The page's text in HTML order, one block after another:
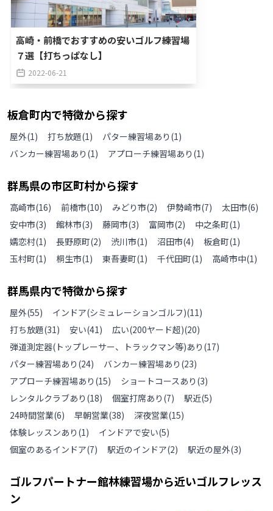
高崎・前橋でおすすめの安いゴルフ練習場
７選【打ちっぱなし】
2022-06-21
板倉町内で特徴から探す
屋外(1) 打ち放題(1) パター練習場あり (1)
バンカー練習場あり (1) アプローチ練習場あり (1)
群馬県の市区町村から探す
高崎市(16) 前橋市(10) みどり市(2) 伊勢崎市(7) 太田市(6)
安中市(3) 館林市(3) 藤岡市(3) 富岡市(2) 中之条町(1)
嬬恋村(1) 長野原町(2) 渋川市(1) 沼田市(4) 板倉町(1)
玉村町(1) 桐生市(1) 東吾妻町(1) 千代田町(1) 高崎市中(1)
群馬県内で特徴から探す
屋外(55) インドア(シミュレーションゴルフ)(11)
打ち放題(31) 安い(41) 広い(200ヤード超)(20)
弾道測定器(トップレーサー、トラックマン等)あり (17)
パター練習場あり (24) バンカー練習場あり (23)
アプローチ練習場あり (15) ショートコースあり (3)
レンタルクラブあり (18) 個室打席あり (7) 駅近(5)
24時間営業(6) 早朝営業(38) 深夜営業(15)
体験レッスンあり (1) インドアで安い(5)
個室のあるインドア(7) 駅近のインドア(2) 駅近の屋外(3)
ゴルフパートナー館林練習場から近いゴルフレッス
ン